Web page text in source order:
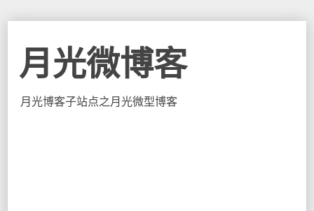
月光微博客
月光博客子站点之月光微型博客